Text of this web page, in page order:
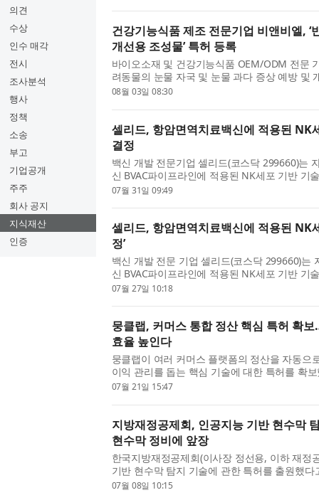
의견
수상
인수 매각
전시
조사분석
행사
정책
소송
부고
기업공개
주주
회사 공지
지식재산
인증
건강기능식품 제조 전문기업 비앤비엘, ‘
개선용 조성물’ 특허 등록
바이오소재 및 건강기능식품 OEM/ODM 전문
려동물의 눈물 자국 및 눈물 과다 증상 예방 및
록했다고 밝혔다. 이번 특허(특허번호 제10-
08월 03일 08:30
셀리드, 항암면역치료백신에 적용된 NK
결정
백신 개발 전문기업 셀리드(코스닥 299660)는
신 BVAC파이프라인에 적용된 NK세포 기반 기
정됐다고 31일 밝혔다. 이는 최근 미국 특허 등
07월 31일 09:49
셀리드, 항암면역치료백신에 적용된 NK
정’
백신 개발 전문 기업 셀리드(코스닥 299660)는
신 BVAC파이프라인에 적용된 NK세포 기반 기
다고 27일 밝혔다. 이번 특허는 셀리드가 개발
07월 27일 10:18
뭉클랩, 커머스 통합 정산 핵심 특허 확
효율 높인다
뭉클랩이 여러 커머스 플랫폼의 정산을 자동으
이익 관리를 돕는 핵심 기술에 대한 특허를 확
수집부터 상품별 마진 산출, 플랫폼별 정산 비
07월 21일 15:47
지방재정공제회, 인공지능 기반 현수막
현수막 정비에 앞장
한국지방재정공제회(이사장 정선용, 이하 재정
기반 현수막 탐지 기술에 관한 특허를 출원했
전부의 예산 지원을 받아 2023년부터 불법적
07월 08일 10:15